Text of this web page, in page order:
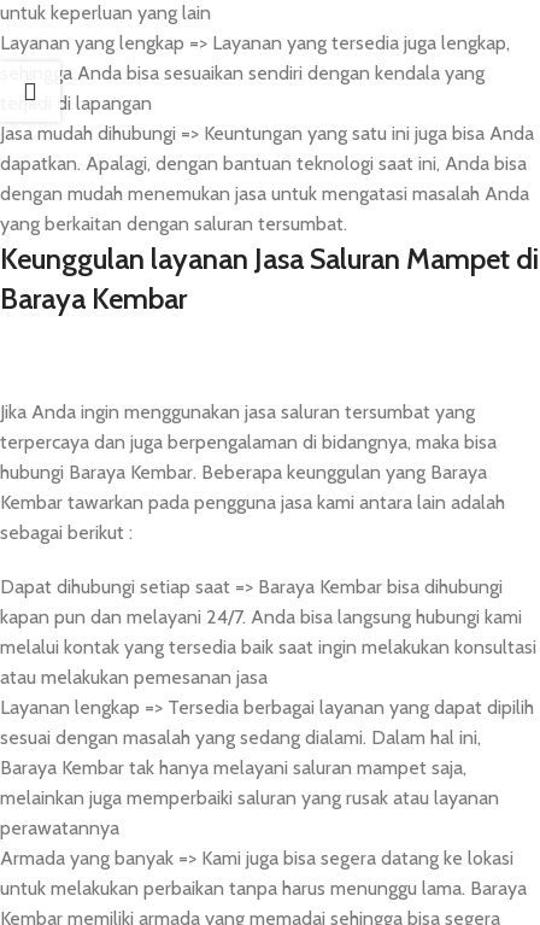
untuk keperluan yang lain
Layanan yang lengkap => Layanan yang tersedia juga lengkap,
sehingga Anda bisa sesuaikan sendiri dengan kendala yang
terjadi di lapangan
Jasa mudah dihubungi => Keuntungan yang satu ini juga bisa Anda
dapatkan. Apalagi, dengan bantuan teknologi saat ini, Anda bisa
dengan mudah menemukan jasa untuk mengatasi masalah Anda
yang berkaitan dengan saluran tersumbat.
Keunggulan layanan Jasa Saluran Mampet di
Baraya Kembar
Jika Anda ingin menggunakan jasa saluran tersumbat yang
terpercaya dan juga berpengalaman di bidangnya, maka bisa
hubungi Baraya Kembar. Beberapa keunggulan yang Baraya
Kembar tawarkan pada pengguna jasa kami antara lain adalah
sebagai berikut :
Dapat dihubungi setiap saat => Baraya Kembar bisa dihubungi
kapan pun dan melayani 24/7. Anda bisa langsung hubungi kami
melalui kontak yang tersedia baik saat ingin melakukan konsultasi
atau melakukan pemesanan jasa
Layanan lengkap => Tersedia berbagai layanan yang dapat dipilih
sesuai dengan masalah yang sedang dialami. Dalam hal ini,
Baraya Kembar tak hanya melayani saluran mampet saja,
melainkan juga memperbaiki saluran yang rusak atau layanan
perawatannya
Armada yang banyak => Kami juga bisa segera datang ke lokasi
untuk melakukan perbaikan tanpa harus menunggu lama. Baraya
Kembar memiliki armada yang memadai sehingga bisa segera